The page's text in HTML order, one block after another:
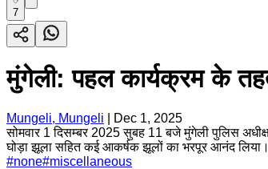
7
मुंगेली: पहल कार्यक्रम के
Mungeli, Mungeli
Dec 1, 2025
सोमवार 1 दिसम्बर 2025 सुबह 11 बजे मुंगेली पुलिस
घोड़ा झूला सहित कई आकर्षक झूलों का भरपूर आनंद
#none#miscellaneous